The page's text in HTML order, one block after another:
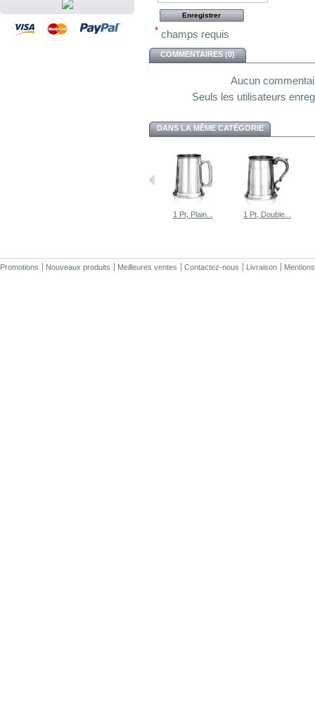
* champs requis
COMMENTAIRES (0)
Aucun
Seuls les utilisateurs
DANS LA MÊME CATÉGORIE
1 Pt, Plain... 1 Pt, Double...
Promotions Nouveaux produits Meilleures ventes Contactez-nous Livraison